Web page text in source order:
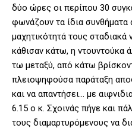
δύο ώρες οι περίπου 30
φωνάζουν τα ίδια συνθήματα
μαχητικότητά τους σταδιακά
κάθισαν κάτω, η ντουντούκα
τω μεταξύ, από κάτω
πλειοψηφούσα παράταξη
και να απαντήσει… με
6.15 ο κ. Σχοινάς πήγε και
τους διαμαρτυρόμενους να